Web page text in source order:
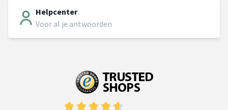
Helpcenter
Voor al je antwoorden